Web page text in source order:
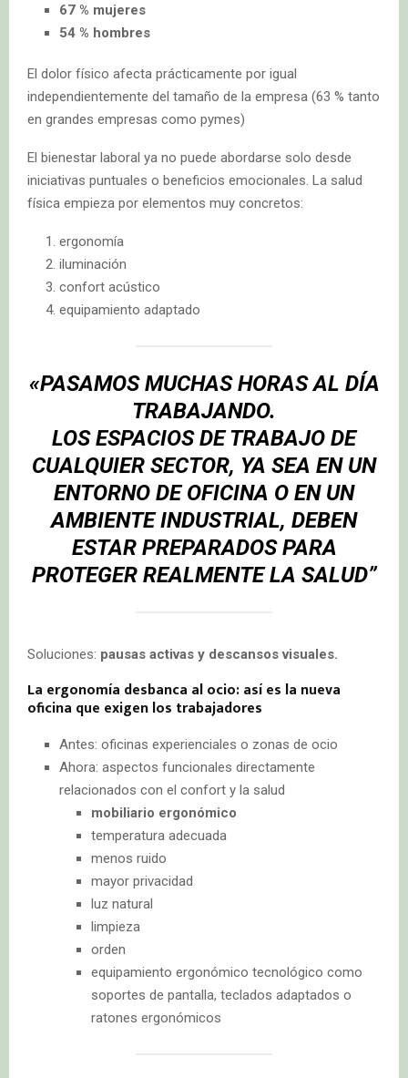
67 % mujeres
54 % hombres
El dolor físico afecta prácticamente por igual
independientemente del tamaño de la empresa (63 % tanto
en grandes empresas como pymes)
El bienestar laboral ya no puede abordarse solo desde
iniciativas puntuales o beneficios emocionales. La salud
física empieza por elementos muy concretos:
ergonomía
iluminación
confort acústico
equipamiento adaptado
«PASAMOS MUCHAS HORAS AL DÍA
TRABAJANDO.
LOSESPACIOS DE TRABAJO DE
CUALQUIER SECTOR, YA SEA EN UN
ENTORNO DE OFICINA O EN UN
AMBIENTE INDUSTRIAL, DEBEN
ESTAR PREPARADOS PARA
PROTEGER REALMENTE LA SALUD”
Soluciones: pausas activas y descansos visuales.
La ergonomía desbanca al ocio: así es la nueva
oficina que exigen los trabajadores
Antes: oficinas experienciales o zonas de ocio
Ahora: aspectos funcionales directamente
relacionados con el confort y la salud
mobiliario ergonómico
temperatura adecuada
menos ruido
mayor privacidad
luz natural
limpieza
orden
equipamiento ergonómico tecnológico como
soportes de pantalla, teclados adaptados o
ratones ergonómicos